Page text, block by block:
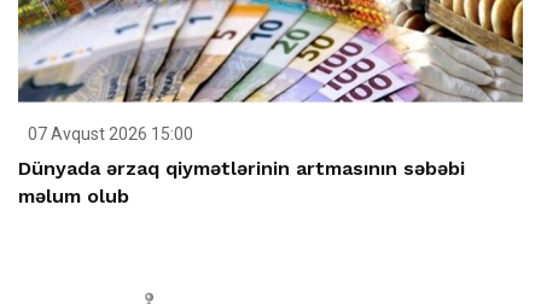
07 Avqust 2026 15:00
Dünyada ərzaq qiymətlərinin artmasının səbəbi
məlum olub